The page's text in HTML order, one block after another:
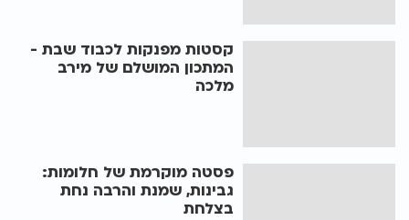
קסטות מפנקות לכבוד שבת -
המתכון המושלם של מירב
מלכה
פסטה מוקרמת של חלומות:
גבינות, שמנת והרבה נחת
בצלחת